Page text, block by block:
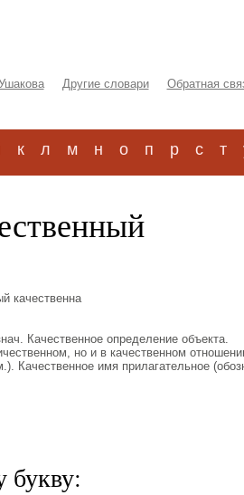
Другие словари Обратная
к л м н о п р с т
качественна
Качественное определение объекта.
но и в качественном
Качественное имя прилагательное
букву: